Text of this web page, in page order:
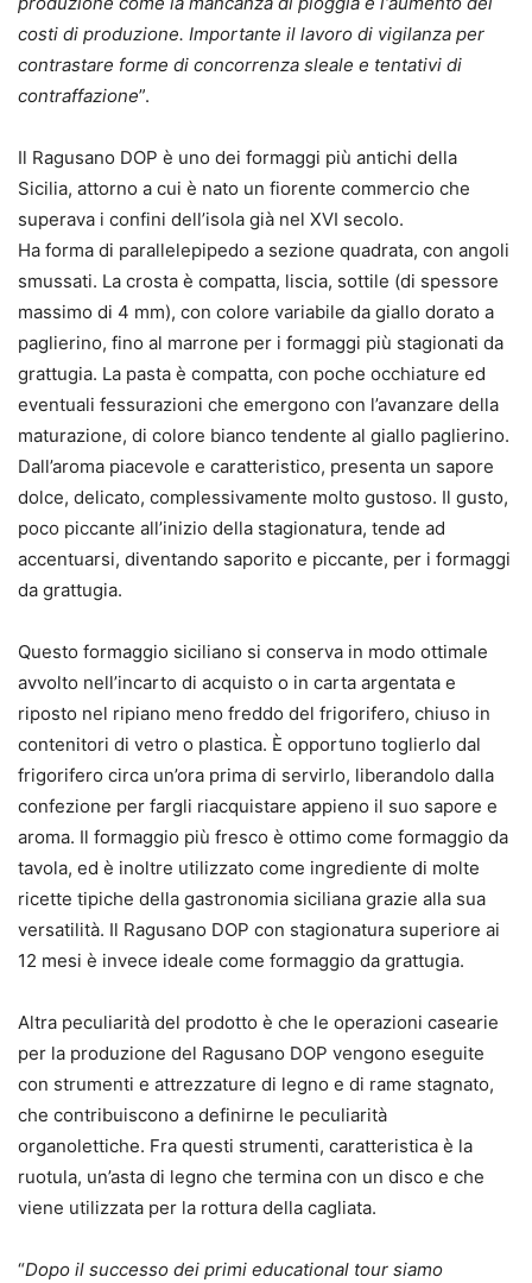
costi di produzione. Importante il lavoro di vigilanza per
contrastare forme di concorrenza sleale e tentativi di
contraffazione”.
Il Ragusano DOP è uno dei formaggi più antichi della
Sicilia, attorno a cui è nato un fiorente commercio che
superava i confini dell’isola già nel XVI secolo.
Ha forma di parallelepipedo a sezione quadrata, con angoli
smussati. La crosta è compatta, liscia, sottile (di spessore
massimo di 4 mm), con colore variabile da giallo dorato a
paglierino, fino al marrone per i formaggi più stagionati da
grattugia. La pasta è compatta, con poche occhiature ed
eventuali fessurazioni che emergono con l’avanzare della
maturazione, di colore bianco tendente al giallo paglierino.
Dall’aroma piacevole e caratteristico, presenta un sapore
dolce, delicato, complessivamente molto gustoso. Il gusto,
poco piccante all’inizio della stagionatura, tende ad
accentuarsi, diventando saporito e piccante, per i formaggi
da grattugia.
Questo formaggio siciliano si conserva in modo ottimale
avvolto nell’incarto di acquisto o in carta argentata e
riposto nel ripiano meno freddo del frigorifero, chiuso in
contenitori di vetro o plastica. È opportuno toglierlo dal
frigorifero circa un’ora prima di servirlo, liberandolo dalla
confezione per fargli riacquistare appieno il suo sapore e
aroma. Il formaggio più fresco è ottimo come formaggio da
tavola, ed è inoltre utilizzato come ingrediente di molte
ricette tipiche della gastronomia siciliana grazie alla sua
versatilità. Il Ragusano DOP con stagionatura superiore ai
12 mesi è invece ideale come formaggio da grattugia.
Altra peculiarità del prodotto è che le operazioni casearie
per la produzione del Ragusano DOP vengono eseguite
con strumenti e attrezzature di legno e di rame stagnato,
che contribuiscono a definirne le peculiarità
organolettiche. Fra questi strumenti, caratteristica è la
ruotula, un’asta di legno che termina con un disco e che
viene utilizzata per la rottura della cagliata.
“Dopo il successo dei primi educational tour siamo